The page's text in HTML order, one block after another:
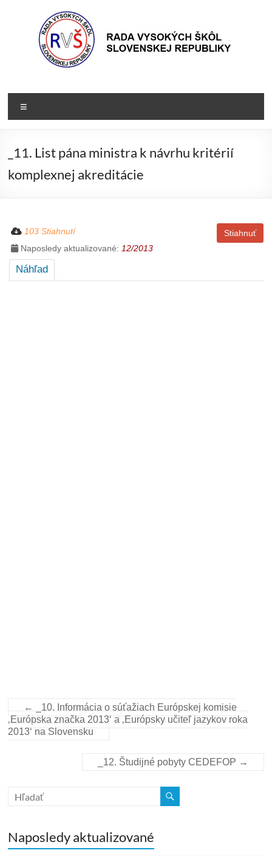
Rada
VŠ
škôl
_11. List pána ministra k návrhu kritérií
komplexnej akreditácie
Stiahnuť
103 Stiahnutí
Naposledy aktualizované: 12/2013
Náhľad
←
_10. Informácia o súťažiach Európskej komisie
‚Európska značka 2013‘ a ‚Európsky učiteľ jazykov roka
2013‘ na Slovensku
_12. Študijné pobyty CEDEFOP →
Naposledy aktualizované